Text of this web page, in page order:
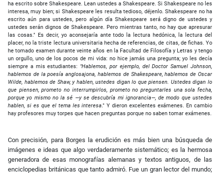
ha escrito sobre Shakespeare. Lean ustedes a Shakespeare. Si Shakespeare no les
interesa, muy bien; si Shakespeare les resulta tedioso, déjenlo. Shakespeare no ha
escrito aún para ustedes, pero algún día Shakespeare será digno de ustedes y
ustedes serán dignos de Shakespeare. Pero mientras tanto, no hay que apresurar
las cosas." Es decir, yo aconsejaría ante todo la lectura hedónica, la lectura del
placer, no la triste lectura universitaria hecha de referencias, de citas, de fichas. Yo
he tomado examen durante veinte años en la Facultad de Filosofía y Letras y tengo
un orgullo, uno de los pocos de mi vida: no hice jamás una pregunta; yo les decía
siempre a mis estudiantes: "Hablemos, por ejemplo, del Doctor Samuel Johnson,
hablemos de la poesía anglosajona, hablemos de Shakespeare, hablemos de Oscar
Wilde, hablemos de Shaw, y hablen, ustedes digan lo que piensen. Ustedes digan lo
que piensen, prometo no interrumpirlos, prometo no preguntarles una sola fecha,
porque yo mismo no la sé —y se descubría mi ignorancia—, de modo que ustedes
hablen, si es que el tema les interesa." Y dieron excelentes exámenes. En cambio
hay profesores muy torpes que hacen preguntas porque no saben tomar exámenes.
Con precisión, para Borges la erudición es más bien una búsqueda de
imágenes e ideas que algo verdaderamente sistemático; es la hermosa
generadora de esas monografías alemanas y textos antiguos, de las
enciclopedias británicas que tanto admiró. Fue un gran lector del mundo;